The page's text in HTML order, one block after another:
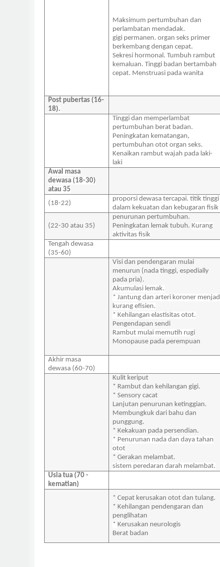
Maksimum pertumbuhan dan
perlambatan mendadak.
gigi permanen. organ seks primer
berkembang dengan cepat.
Sekresi hormonal.Tumbuh rambut
kemaluan.Tinggi badan bertambah
cepat. Menstruasi pada wanita
Post pubertas (16-
18).
Tinggi dan memperlambat
pertumbuhan berat badan.
Peningkatan kematangan,
pertumbuhan otot organ seks.
Kenaikan rambut wajah pada laki-
laki
Awal masa
dewasa (18-30)
atau 35
(18-22)
proporsi dewasa tercapai.titik tinggi
dalam kekuatan dan kebugaran fisik
(22-30 atau 35)
penurunan pertumbuhan.
Peningkatan lemak tubuh. Kurang
aktivitas fisik
Tengah dewasa
(35-60)
Visi dan pendengaran mulai
menurun (nada tinggi, espedially
pada pria).
Akumulasi lemak.
* Jantung dan arteri koroner
kurang efisien.
* Kehilangan elastisitas otot.
Pengendapan sendi
Rambut mulai memutih rugi
Monopause pada perempuan
Akhir masa
dewasa (60-70)
Kulit keriput
* Rambut dan kehilangan gigi.
* Sensory cacat
Lanjutan penurunan ketinggian.
Membungkuk dari bahu dan
punggung.
* Kekakuan pada persendian.
* Penurunan nada dan daya tahan
otot
* Gerakan melambat.
sistem peredaran darah melambat.
Usia tua (70 -
kematian)
* Cepat kerusakan otot dan tulang.
* Kehilangan pendengaran dan
penglihatan
* Kerusakan neurologis
Berat badan